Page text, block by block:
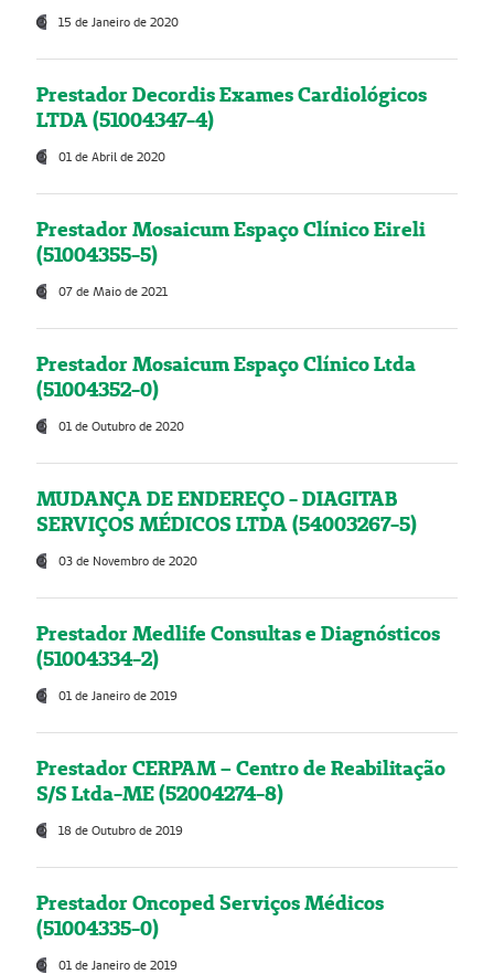
15 de Janeiro de 2020
Prestador Decordis Exames Cardiológicos
LTDA (51004347-4)
01 de Abril de 2020
Prestador Mosaicum Espaço Clínico Eireli
(51004355-5)
07 de Maio de 2021
Prestador Mosaicum Espaço Clínico Ltda
(51004352-0)
01 de Outubro de 2020
MUDANÇA DE ENDEREÇO - DIAGITAB
SERVIÇOS MÉDICOS LTDA (54003267-5)
03 de Novembro de 2020
Prestador Medlife Consultas e Diagnósticos
(51004334-2)
01 de Janeiro de 2019
Prestador CERPAM – Centro de Reabilitação
S/S Ltda-ME (52004274-8)
18 de Outubro de 2019
Prestador Oncoped Serviços Médicos
(51004335-0)
01 de Janeiro de 2019